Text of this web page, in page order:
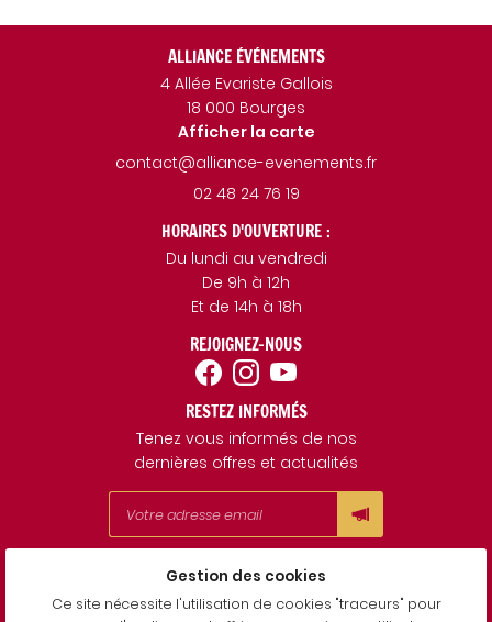
ALLIANCE ÉVÉNEMENTS
4 Allée Evariste Gallois
18 000 Bourges
Afficher la carte
02 48 24 76 19
HORAIRES D'OUVERTURE :
Du lundi au vendredi
De 9h à 12h
Et de 14h à 18h
REJOIGNEZ-NOUS
RESTEZ INFORMÉS
Tenez vous informés de nos
dernières offres et actualités
Mentions Légales
Conditions générales d'utilisation
Gestion des cookies
Ce site nécessite l'utilisation de cookies "traceurs" pour